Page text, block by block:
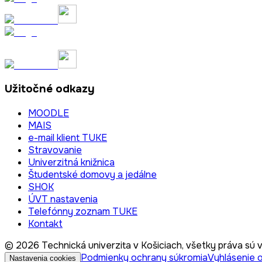
Užitočné odkazy
MOODLE
MAIS
e-mail klient TUKE
Stravovanie
Univerzitná knižnica
Študentské domovy a jedálne
SHOK
ÚVT nastavenia
Telefónny zoznam TUKE
Kontakt
© 2026 Technická univerzita v Košiciach, všetky práva sú
Nastavenia cookies Podmienky ochrany súkromiaVyhlásenie